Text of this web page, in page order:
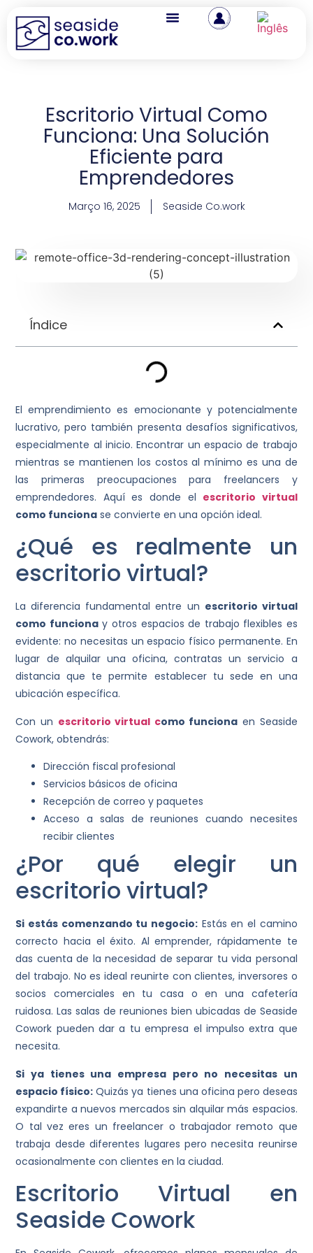
Escritorio Virtual Como
Funciona: Una Solución
Eficiente para
Emprendedores
Março 16, 2025 Seaside Co.work
Índice
El emprendimiento es emocionante y potencialmente
lucrativo, pero también presenta desafíos significativos,
especialmente al inicio. Encontrar un espacio de trabajo
mientras se mantienen los costos al mínimo es una de
las primeras preocupaciones para freelancers y
emprendedores. Aquí es donde el escritorio virtual
como funciona se convierte en una opción ideal.
¿Qué es realmente un
escritorio virtual?
La diferencia fundamental entre un escritorio virtual
como funcionay otros espacios de trabajo flexibles es
evidente: no necesitas un espacio físico permanente. En
lugar de alquilar una oficina, contratas un servicio a
distancia que te permite establecer tu sede en una
ubicación específica.
Con un escritorio virtual como funciona en Seaside
Cowork, obtendrás:
Dirección fiscal profesional
Servicios básicos de oficina
Recepción de correo y paquetes
Acceso a salas de reuniones cuando necesites
recibir clientes
¿Por qué elegir un
escritorio virtual?
Si estás comenzando tu negocio: Estás en el camino
correcto hacia el éxito. Al emprender, rápidamente te
das cuenta de la necesidad de separar tu vida personal
del trabajo. No es ideal reunirte con clientes, inversores o
socios comerciales en tu casa o en una cafetería
ruidosa. Las salas de reuniones bien ubicadas de Seaside
Cowork pueden dar a tu empresa el impulso extra que
necesita.
Si ya tienes una empresa pero no necesitas un
espacio físico: Quizás ya tienes una oficina pero deseas
expandirte a nuevos mercados sin alquilar más espacios.
O tal vez eres un freelancer o trabajador remoto que
trabaja desde diferentes lugares pero necesita reunirse
ocasionalmente con clientes en la ciudad.
Escritorio Virtual en
Seaside Cowork